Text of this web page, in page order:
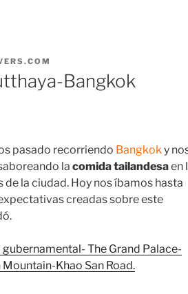
Bangkok
pasado recorriendo Bangkoky
la comida tailandesaen
la ciudad. Hoy nos íbamos hasta
creadas sobre este
The Grand Palace-
Khao San Road.